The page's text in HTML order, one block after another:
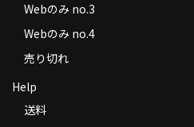
Webのみ no.3
Webのみ no.4
売り切れ
Help
送料